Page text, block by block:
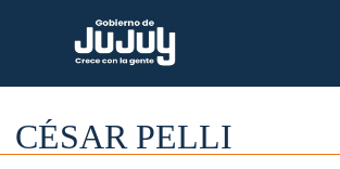
CÉSAR PELLI